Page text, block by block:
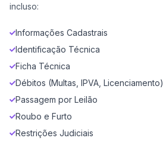
incluso:
Informações Cadastrais
Identificação Técnica
Ficha Técnica
Débitos (Multas, IPVA, Licenciamento)
Passagem por Leilão
Roubo e Furto
Restrições Judiciais